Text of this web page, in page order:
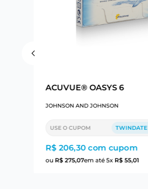
ACUVUE® OASYS 6
JOHNSON AND JOHNSON
USE O CUPOM TWINDATE
R$ 206,30 com cupom
ou R$ 275,07em até5x R$ 55,01